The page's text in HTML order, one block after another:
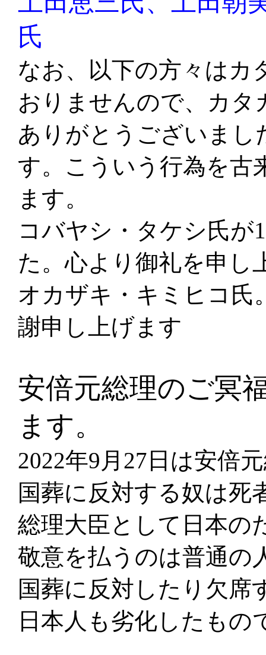
氏
なお、以下の方々はカ
おりませんので、カタ
ありがとうございまし
す。こういう行為を古
ます。
コバヤシ・タケシ氏が
た。心より御礼を申し
オカザキ・キミヒコ氏
謝申し上げます
安倍元総理のご冥
ます。
2022年9月27日は安倍
国葬に反対する奴は死
総理大臣として日本の
敬意を払うのは普通の
国葬に反対したり欠席
日本人も劣化したも